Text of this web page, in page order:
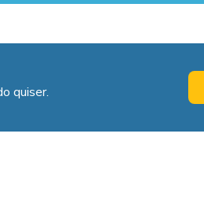
quiser.